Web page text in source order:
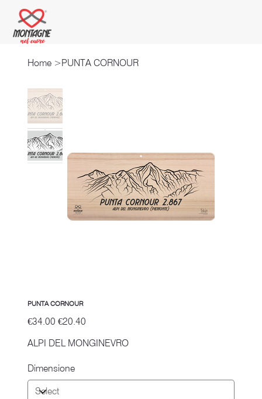
Home >PUNTA CORNOUR
PUNTA CORNOUR
Original
price
€34.00
Sale
price
€20.40
ALPI DEL MONGINEVRO
Dimensione